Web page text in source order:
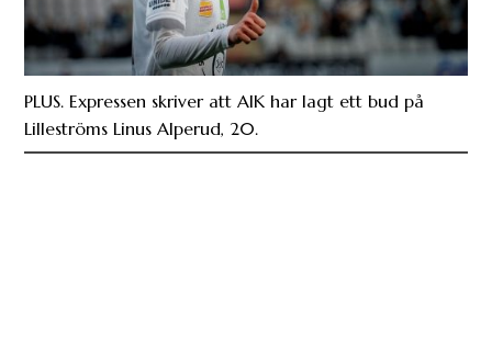
PLUS. Expressen skriver att AIK har lagt ett bud på
Lilleströms Linus Alperud, 20.